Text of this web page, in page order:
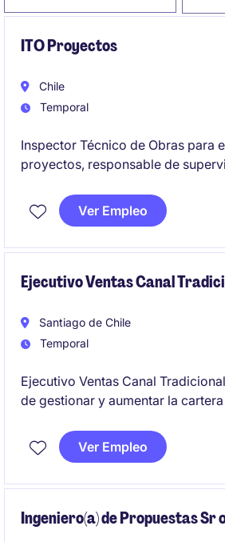
ITO Proyectos
Chile
Temporal
Inspector Técnico de Obras para
proyectos, responsable de
en proyectos de ingeniería. Se
capacidad técnica para asegurar
Ver Empleo
Ejecutivo Ventas Canal
Santiago de Chile
Temporal
Ejecutivo Ventas Canal
de gestionar y aumentar la
objetivos comerciales. Se busca
resultados, con experiencia en
Ver Empleo
Ingeniero(a) de Propuestas Sr